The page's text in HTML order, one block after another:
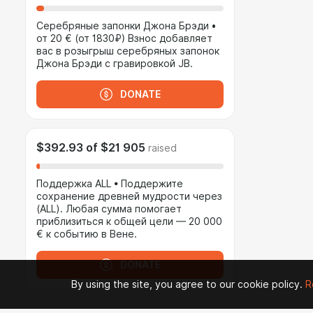
Серебряные запонки Джона Брэди •
от 20 € (от 1830₽) Взнос добавляет
вас в розыгрыш серебряных запонок
Джона Брэди с гравировкой JB.
DONATE
$392.93 of $21 905 raised
Поддержка ALL • Поддержите
сохранение древней мудрости через
(ALL). Любая сумма помогает
приблизиться к общей цели — 20 000
€ к событию в Вене.
By using the site, you agree to our cookie policy.